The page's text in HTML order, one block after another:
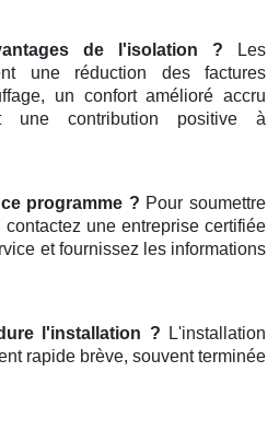
de l'isolation ? Les
une réduction des factures
un confort amélioré accru
contribution positive à
programme ? Pour soumettre
une entreprise certifiée
et fournissez les informations
l'installation ? L'installation
rapide brève, souvent terminée